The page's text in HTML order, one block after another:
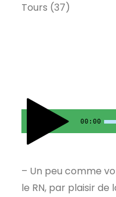
Tours (37)
00:00
– Un peu comme
le RN, par plaisir de